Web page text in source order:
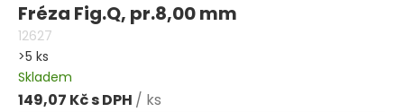
Fréza Fig.Q, pr.8,00 mm
12627
>5 ks
Skladem
149,07 Kč / ks